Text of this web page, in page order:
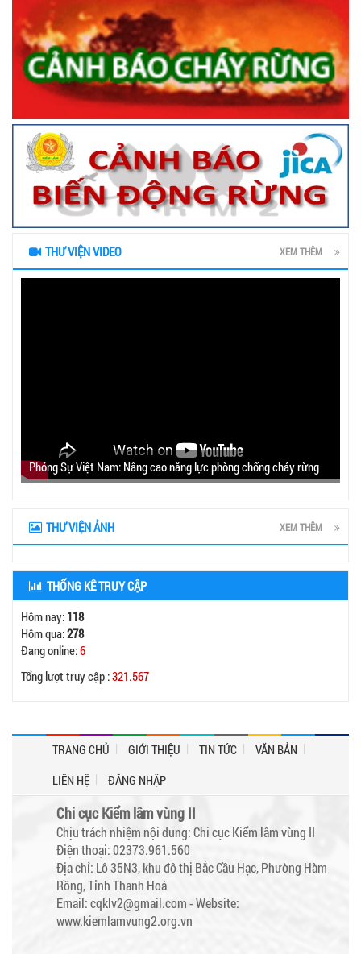
THƯ VIỆN VIDEO XEM THÊM
Phóng Sự Việt Nam: Nâng cao năng lực phòng chống cháy rừng
THƯ VIỆN ẢNH XEM THÊM
THỐNG KÊ TRUY CẬP
Hôm nay: 118
Hôm qua:278
Đang online:6
Tổng lượt truy cập :321.567
TRANG CHỦ GIỚI THIỆU TIN TỨC
VĂN BẢN
LIÊN HỆ
ĐĂNG NHẬP
Chi cục Kiểm lâm vùng II
Chịu trách nhiệm nội dung: Chi cục Kiểm lâm vùng II
Điện thoại: 02373.961.560
Địa chỉ: Lô 35N3, khu đô thị Bắc Cầu Hạc, Phường Hàm
Rồng, Tỉnh Thanh Hoá
Email: cqklv2@gmail.com -Website:
www.kiemlamvung2.org.vn